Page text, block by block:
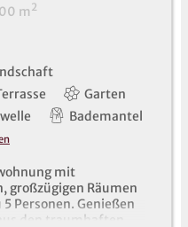
m 2
Garten
Bademantel
mit
großzügigen Räumen
Personen. Genießen
aus den traumhaften